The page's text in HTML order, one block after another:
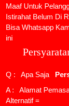
Maaf Untuk
Istirahat Belum Di
Bisa Whatsapp
ini
Q : Apa Saja
A : Alamat
Alternatif =